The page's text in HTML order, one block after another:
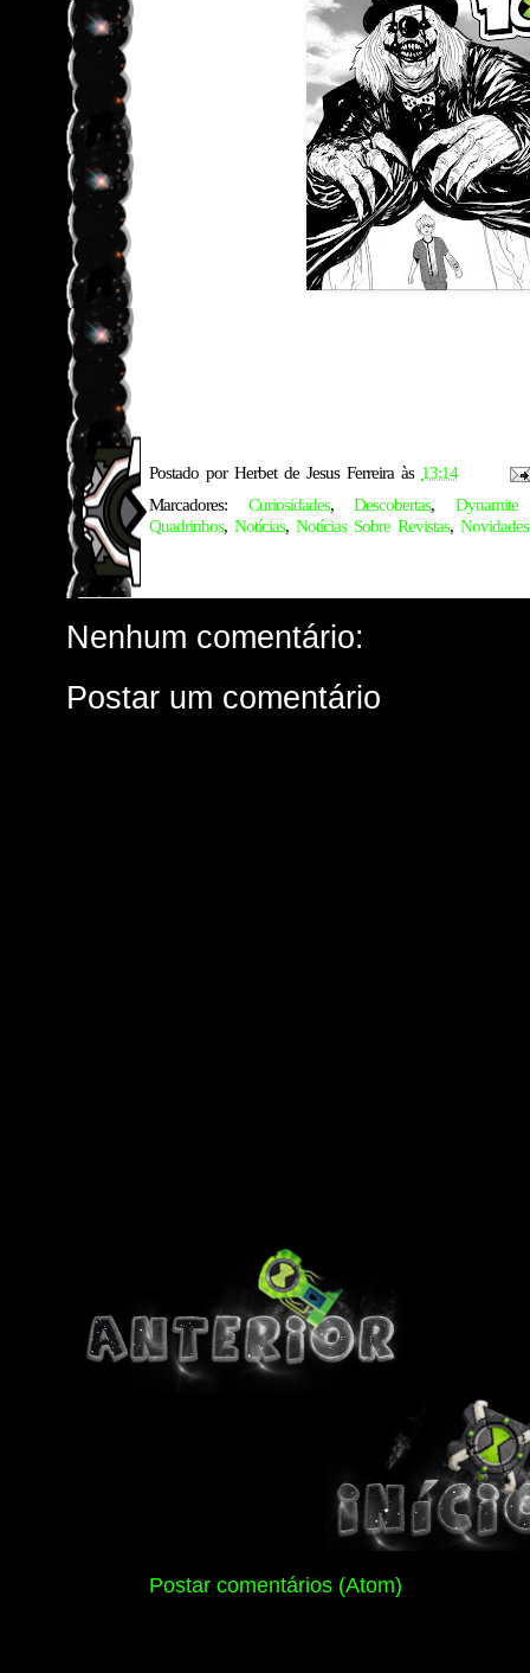
Postado por Herbet de Jesus Ferreira às 13:14
Marcadores: Curiosidades,Descobertas,Dynamite
Quadrinhos, Notícias, Notícias Sobre Revistas, Novidades
Nenhum comentário:
Postar um comentário
Postar comentários (Atom)